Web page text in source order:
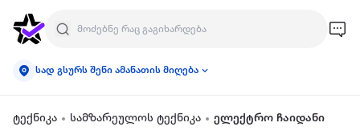
სად გსურს შენი ამანათის მიღება
ტექნიკა სამზარეულოს ტექნიკა ელექტრო ჩაიდანი